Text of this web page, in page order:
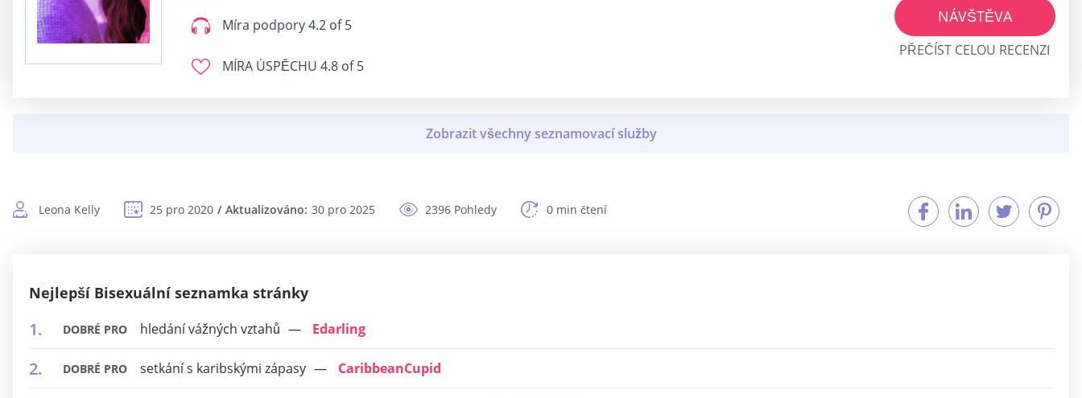
Míra podpory4.2 of 5
MÍRA ÚSPĚCHU 4.8 of 5
NÁVŠTĚVA
PŘEČÍST CELOU RECENZI
Leona Kelly 25 pro 2020 Aktualizováno: 30 pro 2025 2396 Pohledy 0 min čtení
Nejlepší Bisexuální seznamka stránky
DOBRÉ PRO hledání vážných vztahů Edarling
DOBRÉ PRO setkání s karibskými zápasy CaribbeanCupid